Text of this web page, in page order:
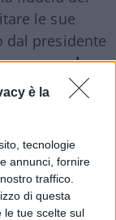
è la
tecnologie
annunci, fornire
traffico.
di questa
le tue scelte sul
le sue
dal presidente
come nel
. Il
da
56),
nel caso